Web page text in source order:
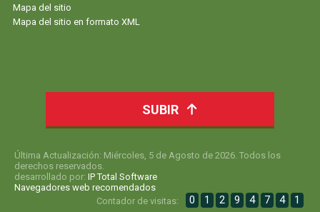
Mapa del sitio
Mapa del sitio en formato XML
SUBIR
Última Actualización: Miércoles, 5 de Agosto de 2026. Todos los
derechos reservados.
desarrollado por: IP Total Software
Navegadores web recomendados
Contador de visitas:
0 1 2 9 4 7 4 1